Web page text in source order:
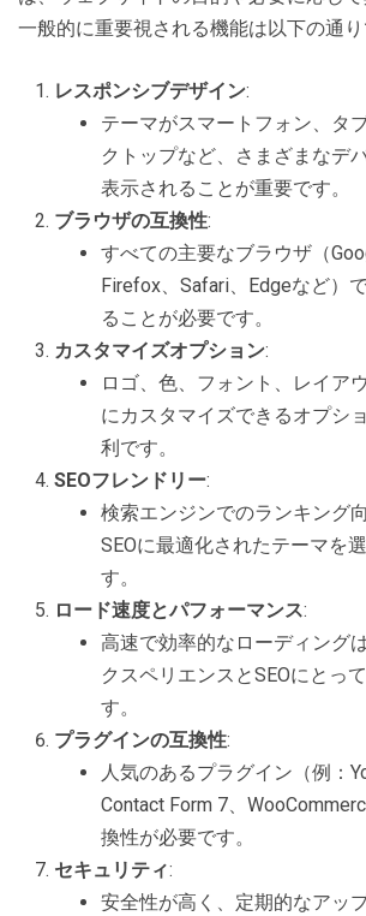
一般的に重要視される機能は以下の通り
レスポンシブデザイン:
テーマがスマートフォン、タ
クトップなど、さまざまなデ
表示されることが重要です。
ブラウザの互換性:
すべての主要なブラウザ（
Firefox、Safari、Edgeなど）
ることが必要です。
カスタマイズオプション:
ロゴ、色、フォント、レイア
にカスタマイズできるオプシ
利です。
SEOフレンドリー:
検索エンジンでのランキング
SEOに最適化されたテーマを
す。
ロード速度とパフォーマンス:
高速で効率的なローディング
クスペリエンスとSEOにとっ
す。
プラグインの互換性:
人気のあるプラグイン（例：
Contact Form 7、
換性が必要です。
セキュリティ:
安全性が高く、定期的なアッ